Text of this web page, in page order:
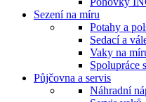
Sezení na míru
Potahy a
Sedací a
Vaky na
Spolupráce
Půjčovna a servis
Náhradní